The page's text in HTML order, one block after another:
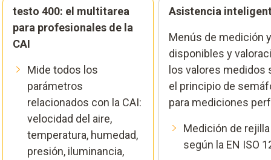
testo 400: el multitarea
para profesionales de la
CAI
Mide todos los
parámetros
relacionados con la CAI:
velocidad del aire,
temperatura, humedad,
presión, iluminancia,
Asistencia
Menús de medición
disponibles y
los valores medidos
el principio de
para mediciones
Medición de rejilla
según la EN ISO